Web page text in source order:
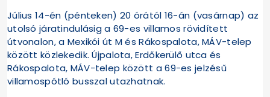
Július 14-én (pénteken) 20 órától 16-án (vasárnap) az
utolsó járatindulásig a 69-es villamos rövidített
útvonalon, a Mexikói út M és Rákospalota, MÁV-telep
között közlekedik. Újpalota, Erdőkerülő utca és
Rákospalota, MÁV-telep között a 69-es jelzésű
villamospótló busszal utazhatnak.